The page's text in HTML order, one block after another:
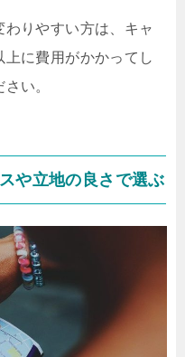
りやすい方は、キャ
に費用がかかってし
い。
や立地の良さで選ぶ